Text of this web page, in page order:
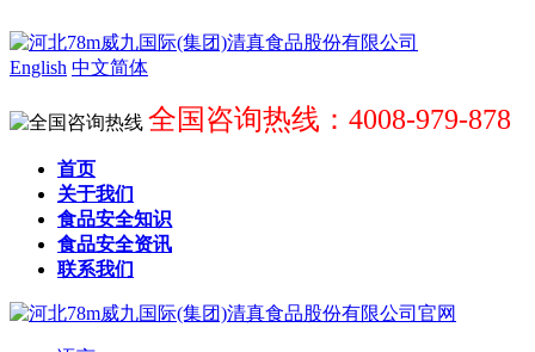
English 中文简体
全国咨询热线：4008-979-878
首页
关于我们
食品安全知识
食品安全资讯
联系我们